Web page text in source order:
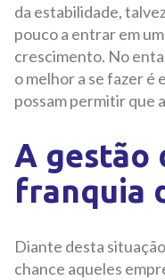
da estabilidade,
pouco a entrar em
crescimento. No
o melhor a se fazer
possam permitir que
A gestão
franquia
Diante desta
chance aqueles